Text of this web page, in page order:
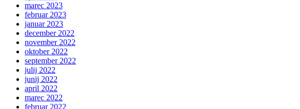
marec 2023
februar 2023
januar 2023
december 2022
november 2022
oktober 2022
september 2022
julij 2022
junij 2022
april 2022
marec 2022
februar 2022